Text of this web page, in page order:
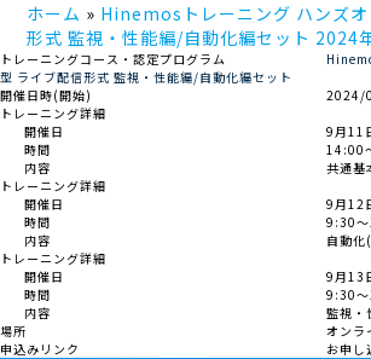
ホーム
Hinemosトレーニング ハンズオ
形式 監視・性能編/自動化編セット 2024
トレーニングコース・認定プログラム
型 ライブ配信形式 監視・性能編/自動化編セット
開催日時(開始)
2024/
トレーニング詳細
開催日
9月11
時間
14:00
内容
共通基
トレーニング詳細
開催日
9月12
時間
9:30
内容
自動化
トレーニング詳細
開催日
9月13
時間
9:30
内容
監視・
場所
オンラ
申込みリンク
お申し